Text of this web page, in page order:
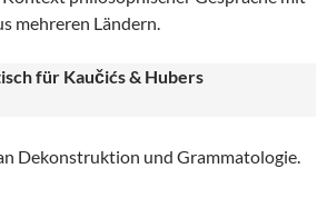
mehreren Ländern.
für Kaučićs & Hubers
Dekonstruktion und Grammatologie.